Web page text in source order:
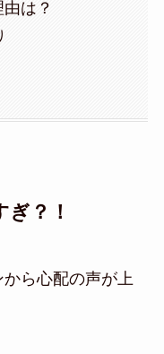
は？
ぎ？！
から心配の声が上